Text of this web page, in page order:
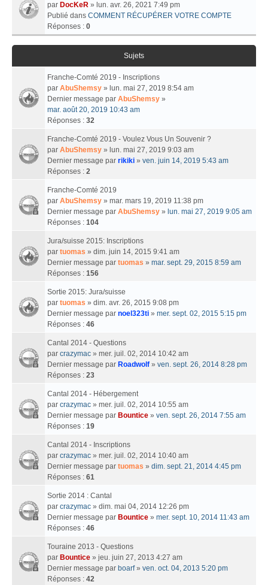
par DocKeR » lun. avr. 26, 2021 7:49 pm
Publié dans COMMENT RÉCUPÉRER VOTRE COMPTE
Réponses : 0
Sujets
Franche-Comté 2019 - Inscriptions
par AbuShemsy » lun. mai 27, 2019 8:54 am
Dernier message par AbuShemsy »
mar. août 20, 2019 10:43 am
Réponses : 32
Franche-Comté 2019 - Voulez Vous Un Souvenir ?
par AbuShemsy » lun. mai 27, 2019 9:03 am
Dernier message par rikiki » ven. juin 14, 2019 5:43 am
Réponses : 2
Franche-Comté 2019
par AbuShemsy » mar. mars 19, 2019 11:38 pm
Dernier message par AbuShemsy » lun. mai 27, 2019 9:05 am
Réponses : 104
Jura/suisse 2015: Inscriptions
par tuomas » dim. juin 14, 2015 9:41 am
Dernier message par tuomas » mar. sept. 29, 2015 8:59 am
Réponses : 156
Sortie 2015: Jura/suisse
par tuomas » dim. avr. 26, 2015 9:08 pm
Dernier message par noel323ti » mer. sept. 02, 2015 5:15 pm
Réponses : 46
Cantal 2014 - Questions
par crazymac » mer. juil. 02, 2014 10:42 am
Dernier message par Roadwolf » ven. sept. 26, 2014 8:28 pm
Réponses : 23
Cantal 2014 - Hébergement
par crazymac » mer. juil. 02, 2014 10:55 am
Dernier message par Bountice » ven. sept. 26, 2014 7:55 am
Réponses : 19
Cantal 2014 - Inscriptions
par crazymac » mer. juil. 02, 2014 10:40 am
Dernier message par tuomas » dim. sept. 21, 2014 4:45 pm
Réponses : 61
Sortie 2014 : Cantal
par crazymac » dim. mai 04, 2014 12:26 pm
Dernier message par Bountice » mer. sept. 10, 2014 11:43 am
Réponses : 46
Touraine 2013 - Questions
par Bountice » jeu. juin 27, 2013 4:27 am
Dernier message par boarf» ven. oct. 04, 2013 5:20 pm
Réponses : 42